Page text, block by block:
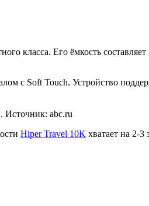
класса. Его ёмкость
с Soft Touch. Устройство
Источник: abc.ru
Hiper Travel 10K хватает на 2-3